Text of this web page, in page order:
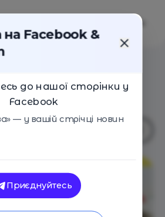
на Facebook &
до нашої сторінки у
Facebook
— у вашій стрічці новин
Приєднуйтесь